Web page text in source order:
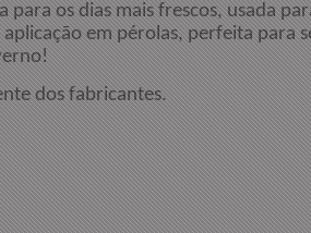
os dias mais frescos, usada
em pérolas, perfeita para
dos fabricantes.